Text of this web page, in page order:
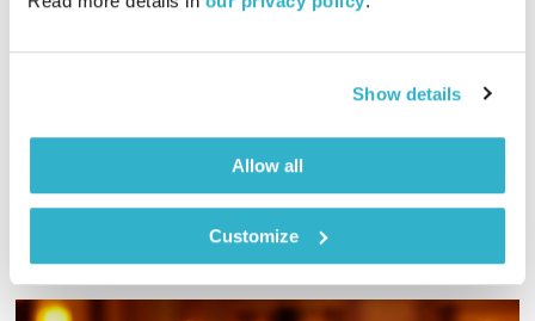
Show details
Allow all
Customize
הבימאית והיוצרת איילת רון נכנסת לאולפן הרדיו עם כוונה לדבר על
סדנאות הטראנס תיאטרוני שהיא פיתחה ועל כוחן בהגשמת מטרות.
המדלג מעל דיבור תיאורטי בלבד. מוזמנים להאזין למה שקרה
באולפן, כולל הסינכרון המדויק עם המוסיקה שבחרה טלי פולק